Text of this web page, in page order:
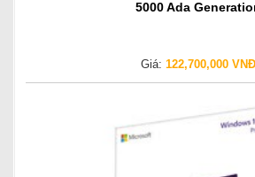
5000 Ada
Giá: 122,700,000 VNĐ